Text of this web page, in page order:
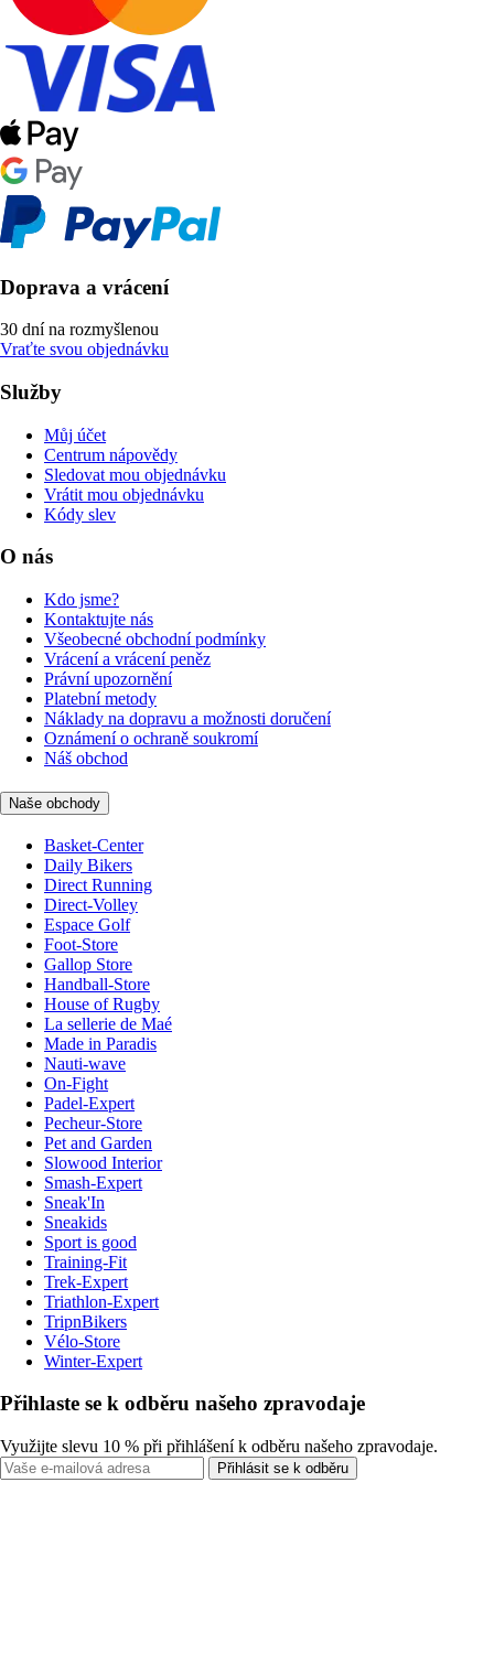
Doprava a vrácení
30 dní na rozmyšlenou
Vraťte svou objednávku
Služby
Můj účet
Centrum nápovědy
Sledovat mou objednávku
Vrátit mou objednávku
Kódy slev
O nás
Kdo jsme?
Kontaktujte nás
Všeobecné obchodní podmínky
Vrácení a vrácení peněz
Právní upozornění
Platební metody
Náklady na dopravu a možnosti doručení
Oznámení o ochraně soukromí
Náš obchod
Naše obchody
Basket-Center
Daily Bikers
Direct Running
Direct-Volley
Espace Golf
Foot-Store
Gallop Store
Handball-Store
House of Rugby
La sellerie de Maé
Made in Paradis
Nauti-wave
On-Fight
Padel-Expert
Pecheur-Store
Pet and Garden
Slowood Interior
Smash-Expert
Sneak'In
Sneakids
Sport is good
Training-Fit
Trek-Expert
Triathlon-Expert
TripnBikers
Vélo-Store
Winter-Expert
Přihlaste se k odběru našeho zpravodaje
Využijte slevu 10 % při přihlášení k odběru našeho zpravodaje.
Přihlásit se k odběru